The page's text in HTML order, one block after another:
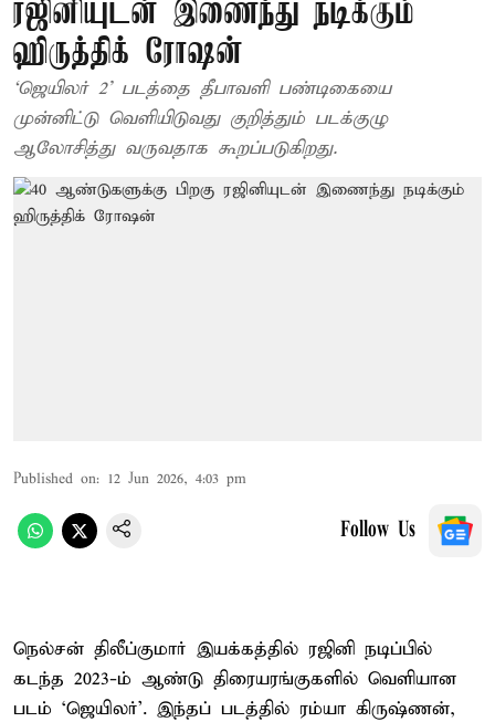
ரஜினியுடன் இணைந்து நடிக்கும்
ஹிருத்திக் ரோஷன்
‘ஜெயிலர் 2’ படத்தை தீபாவளி பண்டிகையை
முன்னிட்டு வெளியிடுவது குறித்தும் படக்குழு
ஆலோசித்து வருவதாக கூறப்படுகிறது.
Published on: 12 Jun 2026, 4:03 pm
Follow Us
நெல்சன் திலீப்குமார் இயக்கத்தில் ரஜினி நடிப்பில்
கடந்த 2023-ம் ஆண்டு திரையரங்குகளில் வெளியான
படம் ‘ஜெயிலர்’. இந்தப் படத்தில் ரம்யா கிருஷ்ணன்,